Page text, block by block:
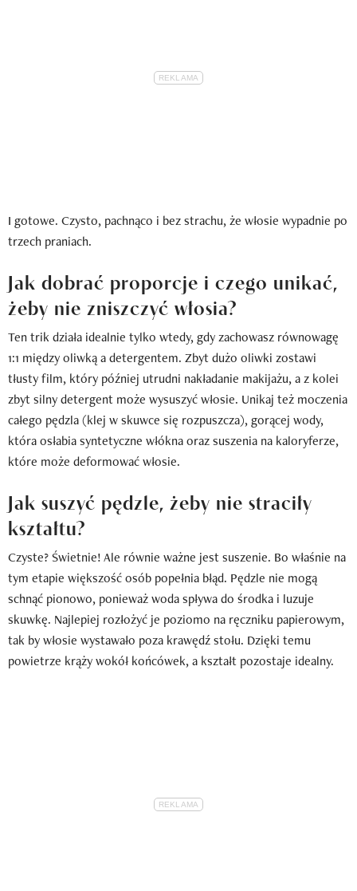
I gotowe. Czysto, pachnąco i bez strachu, że włosie wypadnie po
trzech praniach.
Jak dobrać proporcje i czego unikać,
żeby nie zniszczyć włosia?
Ten trik działa idealnie tylko wtedy, gdy zachowasz równowagę
1:1 między oliwką a detergentem. Zbyt dużo oliwki zostawi
tłusty film, który później utrudni nakładanie makijażu, a z kolei
zbyt silny detergent może wysuszyć włosie. Unikaj też moczenia
całego pędzla (klej w skuwce się rozpuszcza), gorącej wody,
która osłabia syntetyczne włókna oraz suszenia na kaloryferze,
które może deformować włosie.
Jak suszyć pędzle, żeby nie straciły
kształtu?
Czyste? Świetnie! Ale równie ważne jest suszenie. Bo właśnie na
tym etapie większość osób popełnia błąd. Pędzle nie mogą
schnąć pionowo, ponieważ woda spływa do środka i luzuje
skuwkę. Najlepiej rozłożyć je poziomo na ręczniku papierowym,
tak by włosie wystawało poza krawędź stołu. Dzięki temu
powietrze krąży wokół końcówek, a kształt pozostaje idealny.